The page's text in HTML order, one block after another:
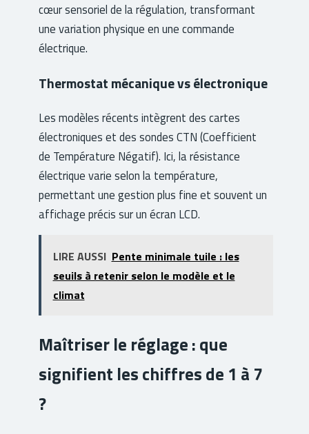
cœur sensoriel de la régulation, transformant
une variation physique en une commande
électrique.
Thermostat mécanique vs électronique
Les modèles récents intègrent des cartes
électroniques et des sondes CTN (Coefficient
de Température Négatif). Ici, la résistance
électrique varie selon la température,
permettant une gestion plus fine et souvent un
affichage précis sur un écran LCD.
LIRE AUSSI Pente minimale tuile : les
seuils à retenir selon le modèle et le
climat
Maîtriser le réglage : que
signifient les chiffres de 1 à 7
?